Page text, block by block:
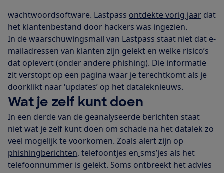
wachtwoordsoftware. Lastpass ontdekte vorig jaar dat
het klantenbestand door hackers was ingezien.
In de waarschuwingsmail van Lastpass staat niet dat e-
mailadressen van klanten zijn gelekt en welke risico’s
dat oplevert (onder andere phishing). Die informatie
zit verstopt op een pagina waar je terechtkomt als je
doorklikt naar ‘updates’ op het dataleknieuws.
Wat je zelf kunt doen
In een derde van de geanalyseerde berichten staat
niet wat je zelf kunt doen om schade na het datalek zo
veel mogelijk te voorkomen. Zoals alert zijn op
phishingberichten, telefoontjes en sms’jes als het
telefoonnummer is gelekt. Soms ontbreekt het advies